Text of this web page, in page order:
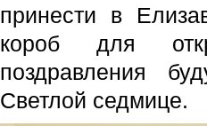
принести в
короб для
поздравления
Светлой седмице.